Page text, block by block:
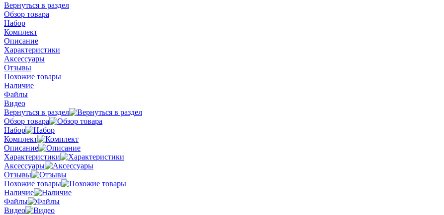
Вернуться в раздел
Обзор товара
Набор
Комплект
Описание
Характеристики
Аксессуары
Отзывы
Похожие товары
Наличие
Файлы
Видео
Вернуться в раздел
Обзор товара
Набор
Комплект
Описание
Характеристики
Аксессуары
Отзывы
Похожие товары
Наличие
Файлы
Видео